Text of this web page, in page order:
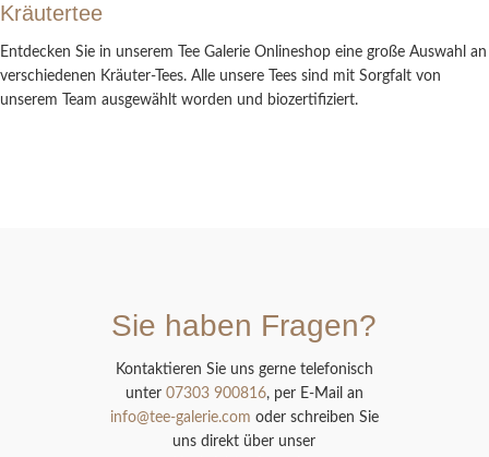
Kräutertee
Entdecken Sie in unserem Tee Galerie Onlineshop eine große Auswahl an
verschiedenen Kräuter-Tees. Alle unsere Tees sind mit Sorgfalt von
unserem Team ausgewählt worden und biozertifiziert.
Sie haben Fragen?
Kontaktieren Sie uns gerne telefonisch
unter 07303 900816, per E-Mail an
info@tee-galerie.com oder schreiben Sie
uns direkt über unser